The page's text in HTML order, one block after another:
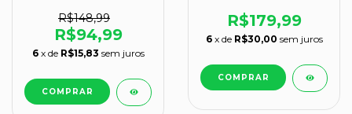
R$148,99
R$94,99
6 x de R$15,83 sem juros
Prata 950 Atacado
R$179,99
6 x de R$30,00 sem juros